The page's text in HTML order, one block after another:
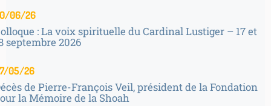
06/26
: La voix spirituelle du Cardinal Lustiger – 17 et
septembre 2026
05/26
de Pierre-François Veil, président de la Fondation
la Mémoire de la Shoah